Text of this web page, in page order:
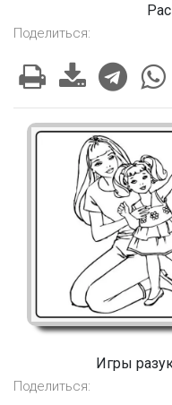
Поделиться:
Игры
Поделиться: